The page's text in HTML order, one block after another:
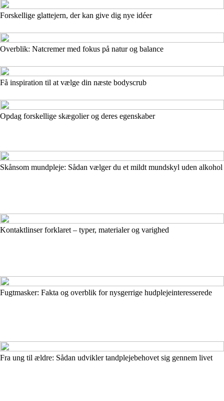
Forskellige glattejern, der kan give dig nye idéer
Overblik: Natcremer med fokus på natur og balance
Få inspiration til at vælge din næste bodyscrub
Opdag forskellige skægolier og deres egenskaber
Skånsom mundpleje: Sådan vælger du et mildt mundskyl uden alkohol
Kontaktlinser forklaret – typer, materialer og varighed
Fugtmasker: Fakta og overblik for nysgerrige hudplejeinteresserede
Fra ung til ældre: Sådan udvikler tandplejebehovet sig gennem livet